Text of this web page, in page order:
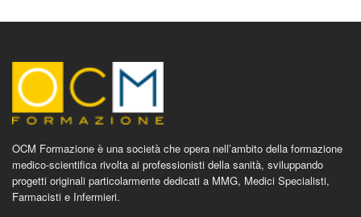
OCM Formazione è una società che opera nell’ambito della formazione
medico-scientifica rivolta ai professionisti della sanità, sviluppando
progetti originali particolarmente dedicati a MMG, Medici Specialisti,
Farmacisti e Infermieri.